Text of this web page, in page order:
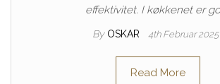
effektivitet. I køkkenet er
By OSKAR 4th Februar 2025
Read More